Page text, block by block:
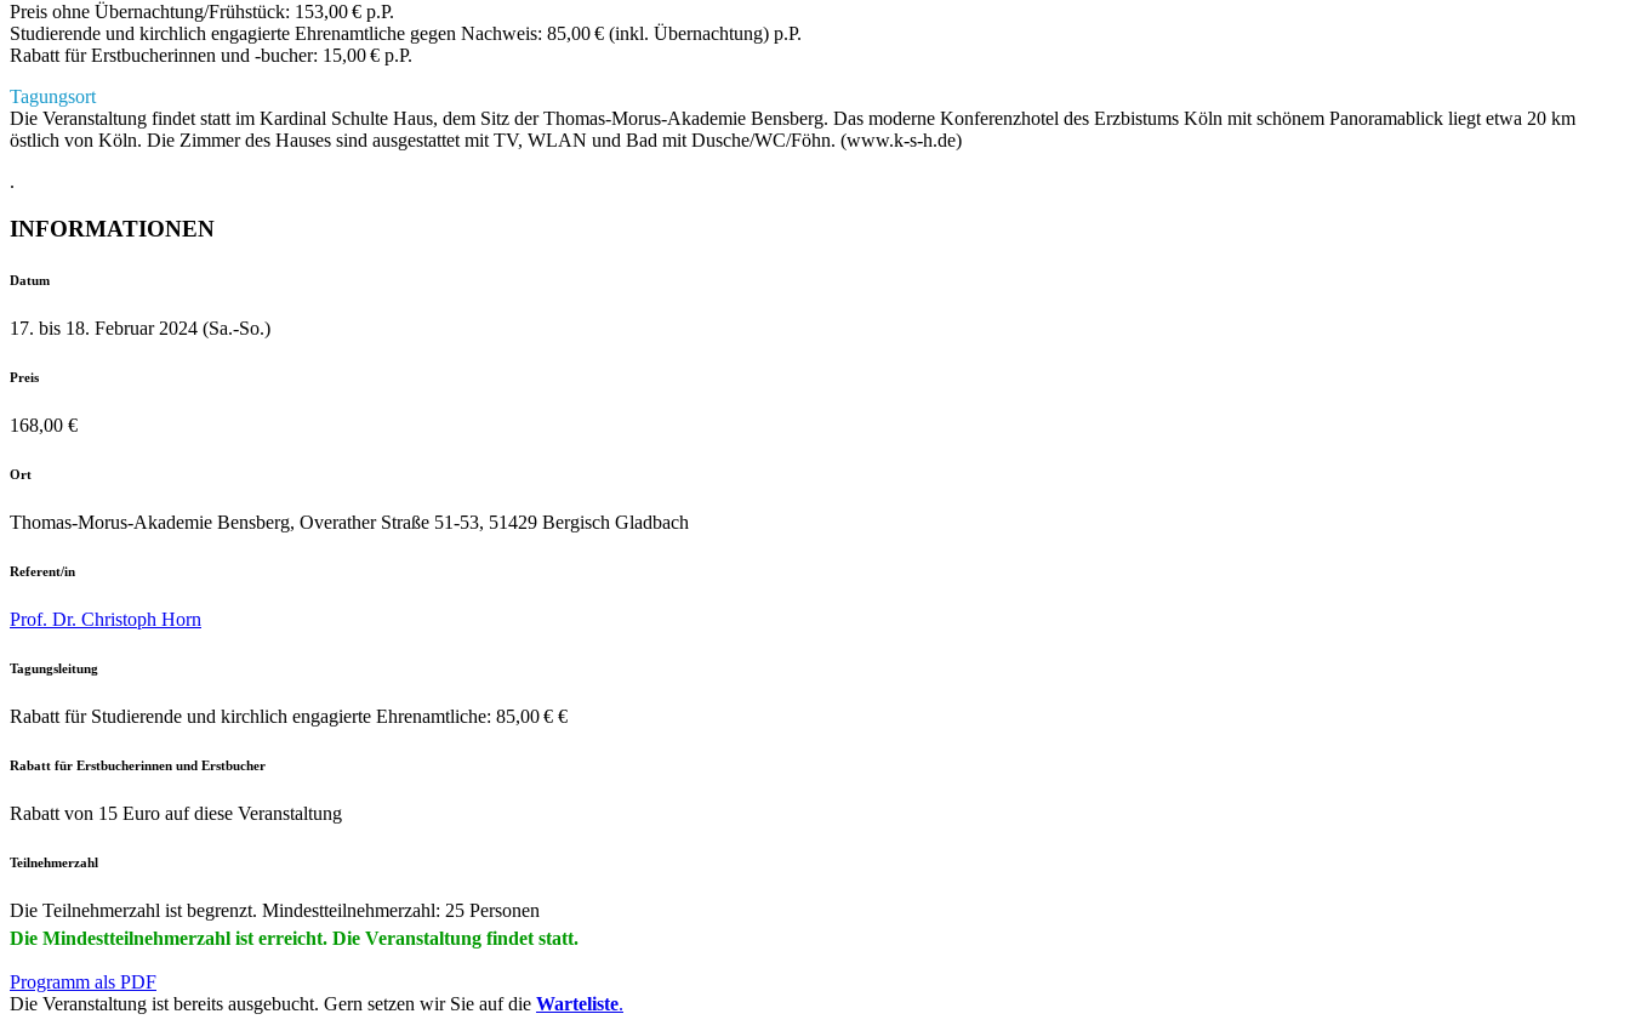
Preis ohne Übernachtung/Frühstück: 153,00 € p.P.
Studierende und kirchlich engagierte Ehrenamtliche gegen Nachweis: 85,00 € (inkl. Übernachtung) p.P.
Rabatt für Erstbucherinnen und -bucher: 15,00 € p.P.
Tagungsort
Die Veranstaltung findet statt im Kardinal Schulte Haus, dem Sitz der Thomas-Morus-Akademie Bens­berg. Das moderne Konferenzhotel des Erzbistums Köln mit schönem Panoramablick liegt etwa 20 km
östlich von Köln. Die Zimmer des Hauses sind ausgestattet mit TV, WLAN und Bad mit Dusche/WC/Föhn. (www.k-s-h.de)
.
INFORMATIONEN
Datum
17. bis 18. Februar 2024 (Sa.-So.)
Preis
168,00 €
Ort
Thomas-Morus-Akademie Bensberg, Overather Straße 51-53, 51429 Bergisch Gladbach
Referent/in
Prof. Dr. Christoph Horn
Tagungsleitung
Rabatt für Studierende und kirchlich engagierte Ehrenamtliche: 85,00 € €
Rabatt für Erstbucherinnen und Erstbucher
Rabatt von 15 Euro auf diese Veranstaltung
Teilnehmerzahl
Die Teilnehmerzahl ist begrenzt. Mindestteilnehmerzahl: 25 Personen
Die Mindestteilnehmerzahl ist erreicht. Die Veranstaltung findet statt.
Programm als PDF
Die Veranstaltung ist bereits ausgebucht. Gern setzen wir Sie auf die Warteliste.